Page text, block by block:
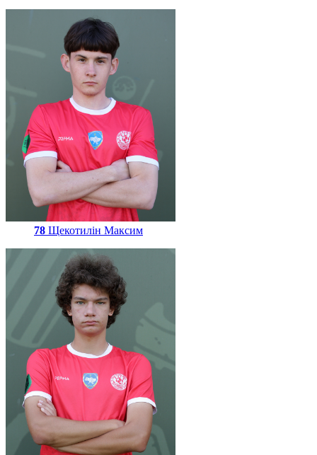
78 Щекотилін Максим